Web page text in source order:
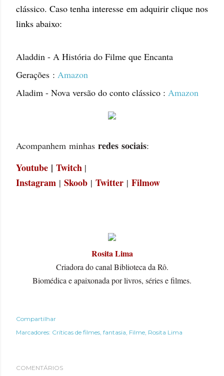
clássico. Caso tenha interesse em adquirir clique nos
links abaixo:
Aladdin - A História do Filme que Encanta
Gerações : Amazon
Aladim - Nova versão do conto clássico : Amazon
Acompanhem minhas redes sociais:
Youtube | Twitch
Instagram | Skoob | Twitter | Filmow
Rosita Lima
Criadora do canal Biblioteca da Rô.
Biomédica e apaixonada por livros, séries e filmes.
Compartilhar
Marcadores: Críticas de filmes fantasia Filme Rosita Lima
COMENTÁRIOS